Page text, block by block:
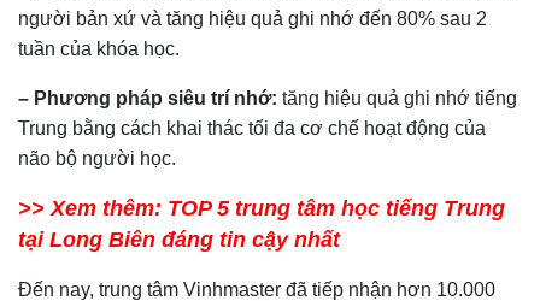
người bản xứ và tăng hiệu quả ghi nhớ đến 80% sau 2
tuần của khóa học.
– Phương pháp siêu trí nhớ: tăng hiệu quả ghi nhớ tiếng
Trung bằng cách khai thác tối đa cơ chế hoạt động của
não bộ người học.
>> Xem thêm: TOP 5 trung tâm học tiếng Trung
tại Long Biên đáng tin cậy nhất
Đến nay, trung tâm Vinhmaster đã tiếp nhận hơn 10.000